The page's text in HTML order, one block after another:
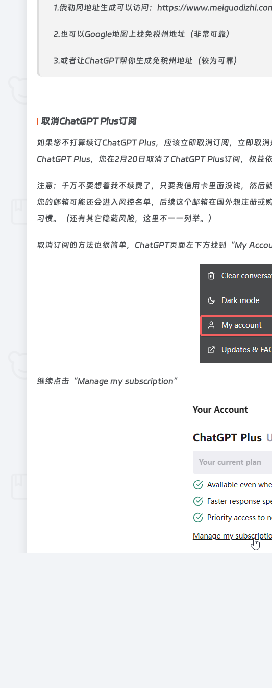
1.俄勒冈地址生成可以访问： https://
2.也可以Google地图上找免税州地址（非常可靠）
3.或者让ChatGPT帮你生成免税州地址（较为可靠）
取消ChatGPT Plus订阅
如果您不打算续订ChatGPT Plus，应该立即取消订阅，立即取
ChatGPT Plus，您在2月20日取消了ChatGPT Plus订阅，权益
注意：千万不要想着我不续费了，只要我信用卡里面没钱，然
您的邮箱可能还会进入风控名单，后续这个邮箱在国外想注册
习惯。（还有其它隐藏风险，这里不一一列举。）
取消订阅的方法也很简单，ChatGPT页面左下方找到“My
继续点击“Manage my subscription”